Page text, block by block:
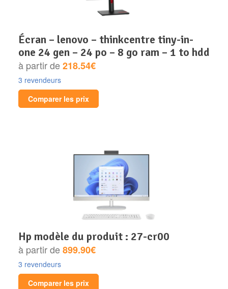
Tablettes
Mémoire Notebook
Processeur
Disque SSD
écran – lenovo – thinkcentre tiny-in-
one 24 gen – 24 po – 8 go ram – 1 to hdd
à partir de218.54€
3 revendeurs
Comparer les prix
hp modèle du produit : 27-cr00
à partir de899.90€
3 revendeurs
Comparer les prix